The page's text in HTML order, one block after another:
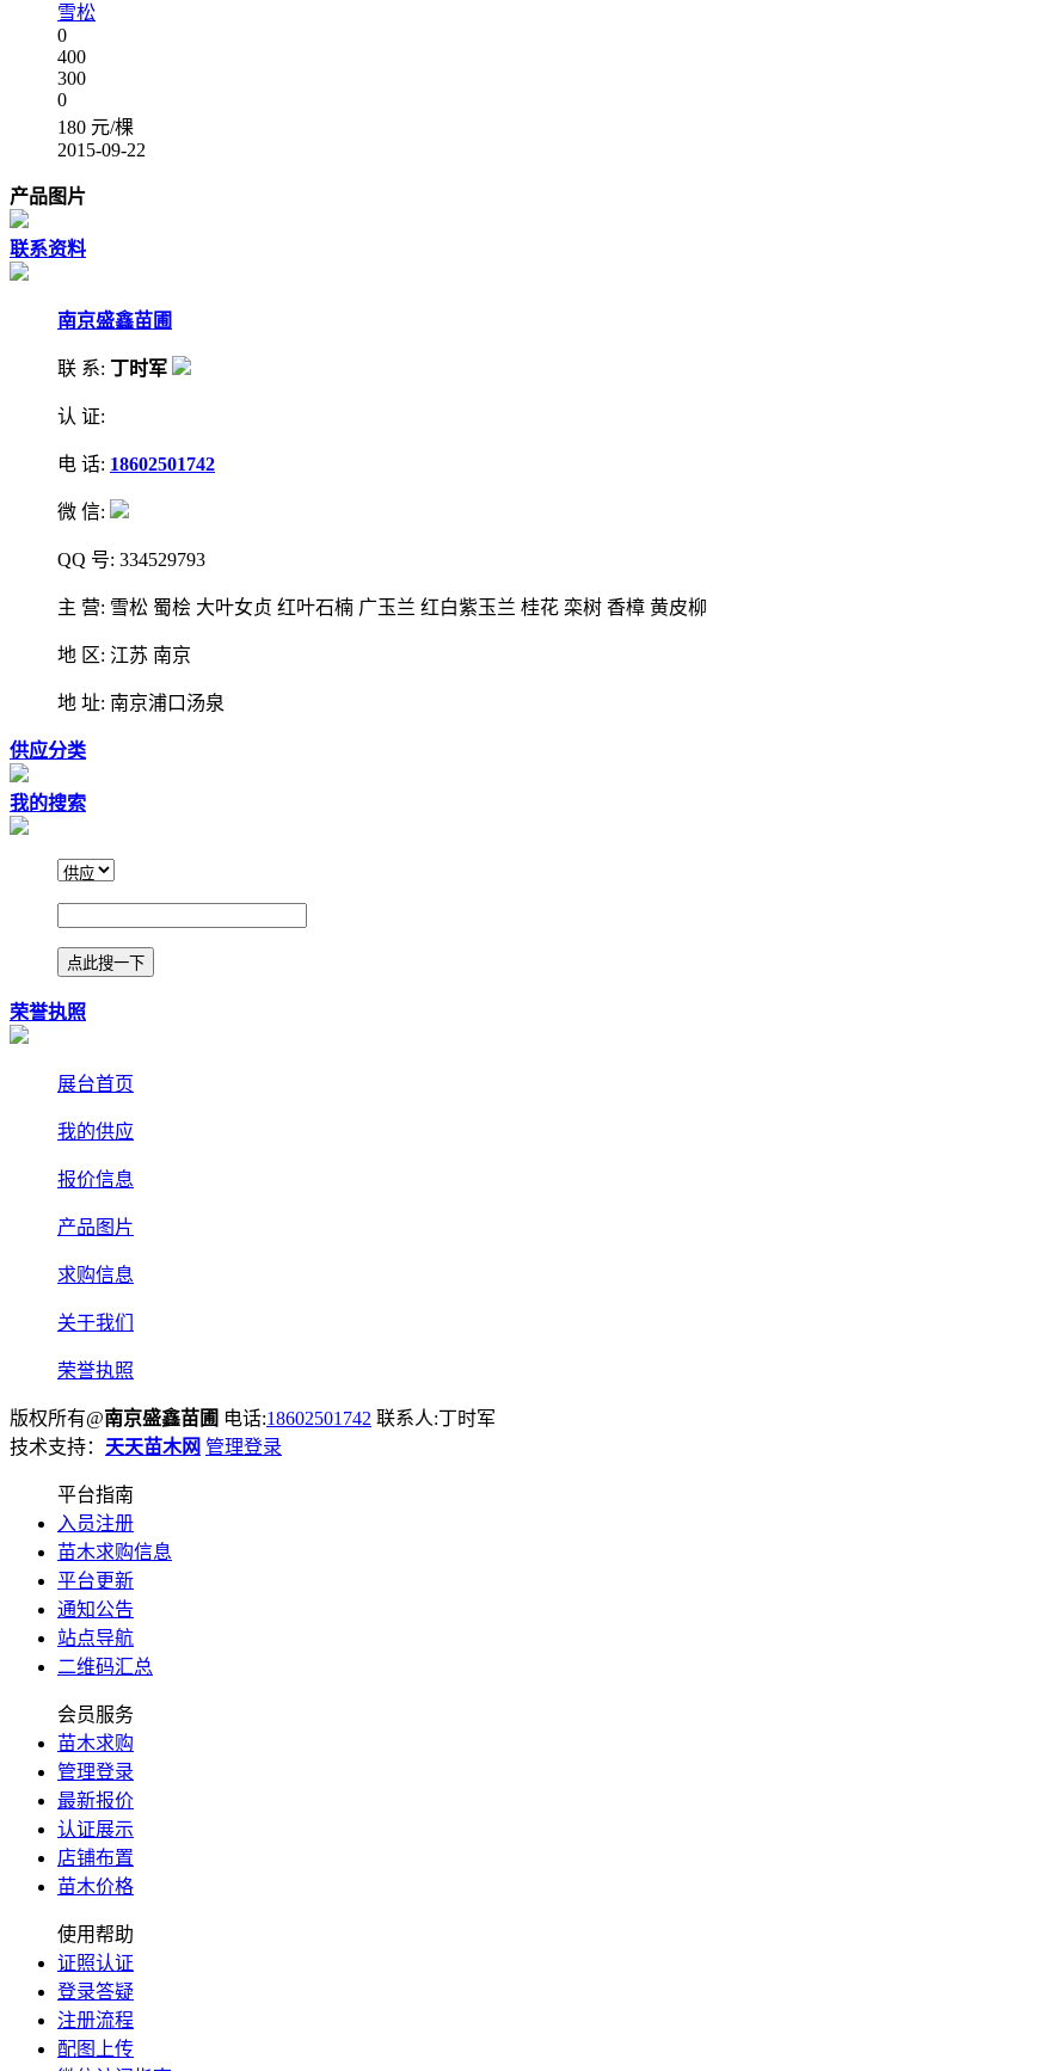
雪松
0
400
300
0
180 元/棵
2015-09-22
产品图片
联系资料
南京盛鑫苗圃
联 系: 丁时军
认 证:
电 话: 18602501742
微 信:
QQ 号: 334529793
主 营: 雪松 蜀桧 大叶女贞 红叶石楠 广玉兰 红白紫玉兰 桂花 栾树 香樟 黄皮柳
地 区: 江苏 南京
地 址: 南京浦口汤泉
供应分类
我的搜索
荣誉执照
展台首页
我的供应
报价信息
产品图片
求购信息
关于我们
荣誉执照
版权所有@南京盛鑫苗圃 电话:18602501742 联系人:丁时军
技术支持： 天天苗木网 管理登录
平台指南
入员注册
苗木求购信息
平台更新
通知公告
站点导航
二维码汇总
会员服务
苗木求购
管理登录
最新报价
认证展示
店铺布置
苗木价格
使用帮助
证照认证
登录答疑
注册流程
配图上传